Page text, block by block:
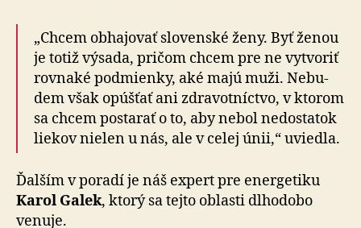
„Chcem obhajovať slovenské ženy. Byť ženou
je totiž výsada, pričom chcem pre ne vytvo­riť
rov­na­ké pod­mienky, aké majú muži. Ne­bu­
dem však opúšťať ani zdra­vot­níctvo, v kto­rom
sa chcem postarať o to, aby nebol ne­do­sta­tok
liekov nielen u nás, ale v celej únii,“ uviedla.
Ďalším v poradí je náš expert pre energetiku
Karol Galek, ktorý sa tejto oblasti dlho­dobo
venuje.